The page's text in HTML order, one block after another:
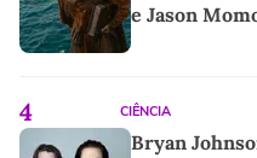
e Jason
4 CIÊNCIA
Bryan